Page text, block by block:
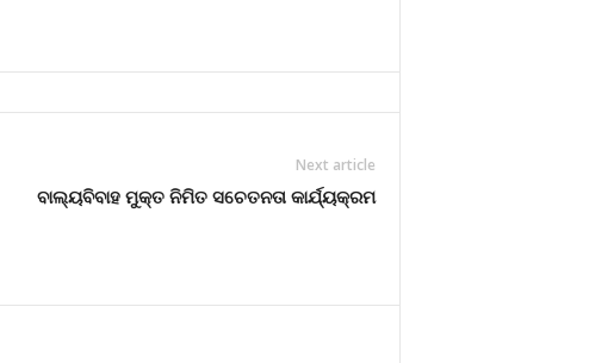
Next article
ବାଲ୍ୟବିବାହ ମୁକ୍ତ ନିମିତ ସଚେତନତା କାର୍ଯ୍ୟକ୍ରମ